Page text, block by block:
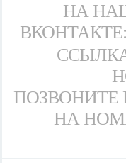
НА
ВКОНТАКТЕ:
ПОЗВОНИТЕ
НА